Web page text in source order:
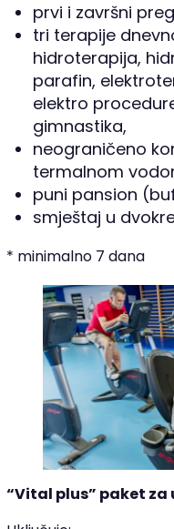
prvi i završni
tri terapije
hidroterapija,
parafin,
elektro
gimnastika,
neograničeno
termalnom
puni pansion
smještaj u
* minimalno 7 dana
“Vital plus” paket